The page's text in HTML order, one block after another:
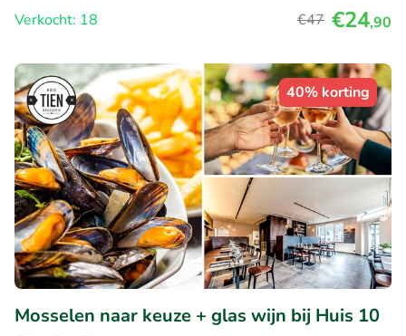
Verkocht: 18
€47 €24,90
40% korting
Mosselen naar keuze + glas wijn bij Huis 10